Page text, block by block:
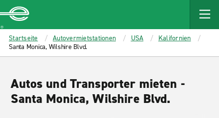
MAIN
CONTENT
Enterprise
Startseite Autovermietstationen USA
Kalifornien
Santa Monica, Wilshire Blvd.
Autos und Transporter mieten -
Santa Monica, Wilshire Blvd.